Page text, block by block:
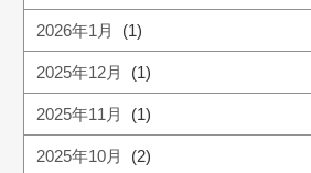
2026年1月 (1)
2025年12月 (1)
2025年11月 (1)
2025年10月 (2)